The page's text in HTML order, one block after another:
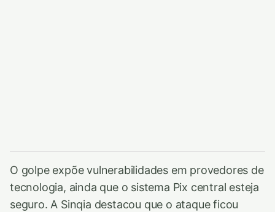
O golpe expõe vulnerabilidades em provedores de
tecnologia, ainda que o sistema Pix central esteja
seguro. A Sinqia destacou que o ataque ficou